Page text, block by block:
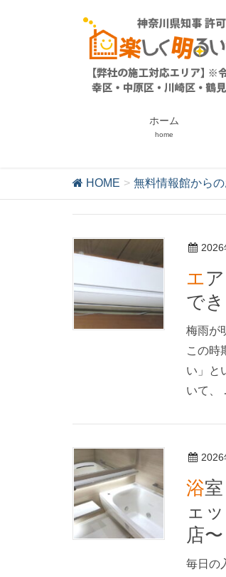
ホーム
home
HOME 無料情報館から
2026
エアコンの水漏れ・効きの悪さ｜まず自分で確認
で
梅雨が
この時
い」と
いて、
2026
浴室・洗面の傷みのサイン｜お風呂と洗面台のチ
ェ
店〜
毎日の